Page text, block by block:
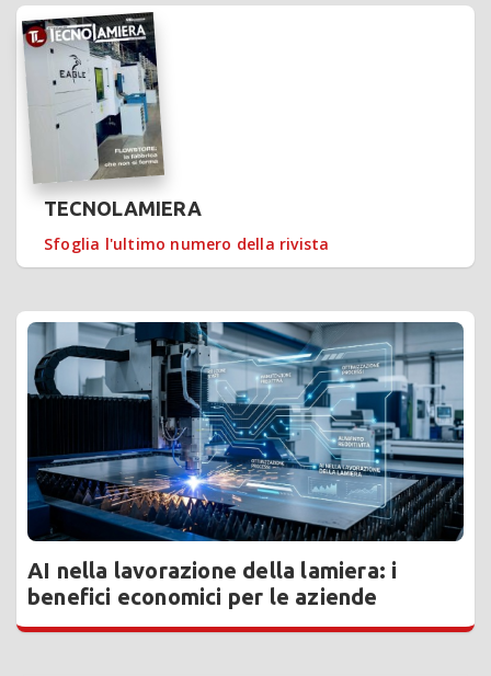
TECNOLAMIERA
Sfoglia l'ultimo numero della rivista
AI nella lavorazione della lamiera: i
benefici economici per le aziende